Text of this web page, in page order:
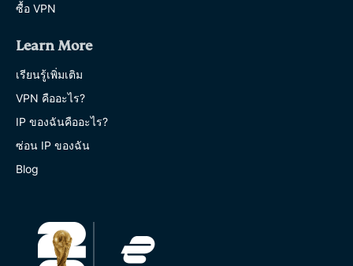
ซื้อ VPN
Learn More
เรียนรู้เพิ่มเติม
VPN คืออะไร?
IP ของฉันคืออะไร?
ซ่อน IP ของฉัน
Blog